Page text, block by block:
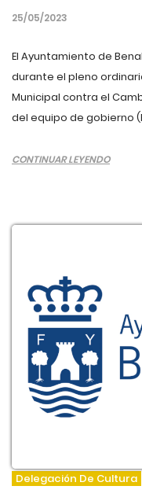
25/05/2023
El Ayuntamiento de
durante el pleno
Municipal contra el
del equipo de gobierno
CONTINUAR LEYENDO
Delegación De Cultura